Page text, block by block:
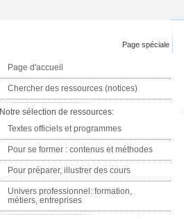
Page spéciale
Page d'accueil
Chercher des ressources (notices)
Notre sélection de ressources:
Textes officiels et programmes
Pour se former : contenus et méthodes
Pour préparer, illustrer des cours
Univers professionnel: formation,
métiers, entreprises